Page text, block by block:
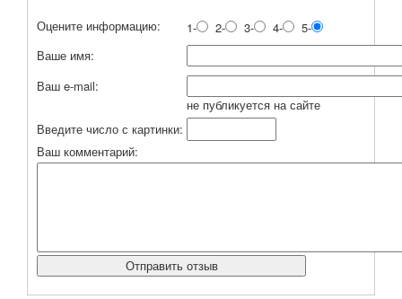
Оцените информацию: 1- 2- 3- 4-
5-
Ваше имя:
Ваш e-mail:
не публикуется на сайте
Введите число с картинки:
Ваш комментарий: